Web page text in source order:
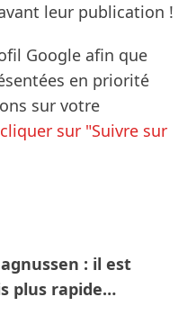
leur publication !
Google afin que
en priorité
sur votre
sur "Suivre sur
: il est
plus rapide…